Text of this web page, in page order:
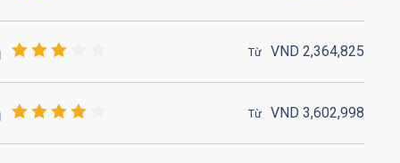
Từ VND 2,364,825
Từ VND 3,602,998